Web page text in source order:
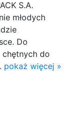
S.A.
młodych
Do
do
pokaż więcej »